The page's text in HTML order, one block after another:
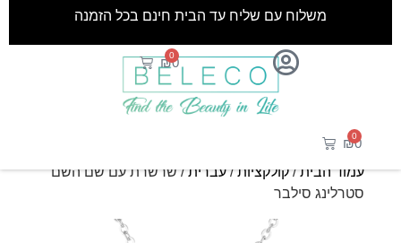
₪0
0
משלוח עם שליח עד הבית חינם בכל הזמנה
₪0
0
עמוד הבית/קולקציות/עברית/ שרשרת עם שם השם
סטרלינג סילבר